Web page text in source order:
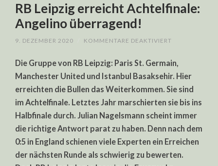
RB Leipzig erreicht Achtelfinale:
Angelino überragend!
9. DEZEMBER 2020 KOMMENTARE DEAKTIVIERT
ERREICHT
ANGELINO
Die Gruppe von RB Leipzig: Paris St. Germain,
Manchester United und Istanbul Basaksehir. Hier
erreichten die Bullen das Weiterkommen. Sie sind
im Achtelfinale. Letztes Jahr marschierten sie bis ins
Halbfinale durch. Julian Nagelsmann scheint immer
die richtige Antwort parat zu haben. Denn nach dem
0:5 in England schienen viele Experten ein Erreichen
der nächsten Runde als schwierig zu bewerten.